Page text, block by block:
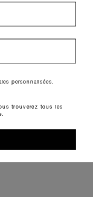
personnalisées.
trouverez tous les